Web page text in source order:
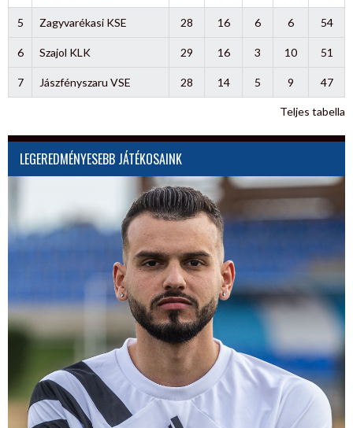
5 Zagyvarékasi KSE 28 16 6 6 54
6 Szajol KLK 29 16 3 10 51
7 Jászfényszaru VSE 28 14 5 9 47
Teljes tabella
LEGEREDMÉNYESEBB JÁTÉKOSAINK